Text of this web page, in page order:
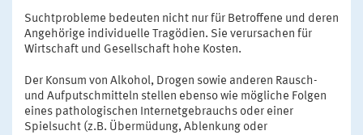
Suchtprobleme bedeuten nicht nur für Betroffene und deren
Angehörige individuelle Tragödien. Sie verursachen für
Wirtschaft und Gesellschaft hohe Kosten.
Der Konsum von Alkohol, Drogen sowie anderen Rausch-
und Aufputschmitteln stellen ebenso wie mögliche Folgen
eines pathologischen Internetgebrauchs oder einer
Spielsucht (z.B. Übermüdung, Ablenkung oder